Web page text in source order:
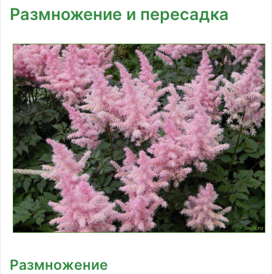
Размножение и пересадка
Размножение